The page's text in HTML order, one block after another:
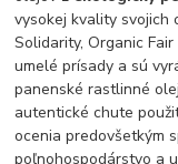
vysokej kvality svojich
Solidarity, Organic
umelé prísady a sú
panenské rastlinné
autentické chute
ocenia predovšetkým
poľnohospodárstvo a